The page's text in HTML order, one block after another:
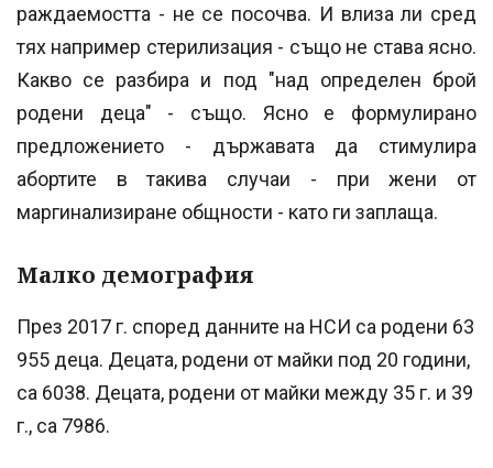
раждаемостта - не се посочва. И влиза ли сред
тях например стерилизация - също не става ясно.
Какво се разбира и под "над определен брой
родени деца" - също. Ясно е формулирано
предложението - държавата да стимулира
абортите в такива случаи - при жени от
маргинализиране общности - като ги заплаща.
Малко демография
През 2017 г. според данните на НСИ са родени 63
955 деца. Децата, родени от майки под 20 години,
са 6038. Децата, родени от майки между 35 г. и 39
г., са 7986.